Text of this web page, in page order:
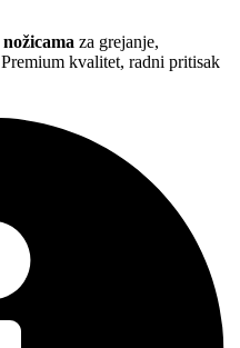
za grejanje,
kvalitet, radni pritisak